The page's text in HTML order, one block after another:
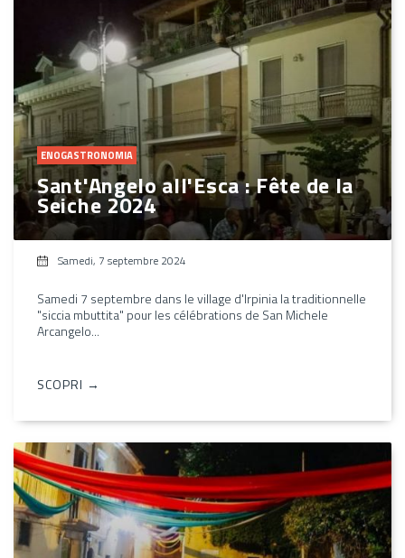
ENOGASTRONOMIA
Sant'Angelo all'Esca : Fête de la
Seiche 2024
Samedi, 7 septembre 2024
Samedi 7 septembre dans le village d'Irpinia la traditionnelle
"siccia mbuttita" pour les célébrations de San Michele
Arcangelo...
SCOPRI →